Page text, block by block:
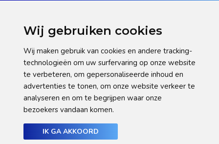
Wij gebruiken cookies
Wij maken gebruik van cookies en andere tracking-
technologieën om uw surfervaring op onze website
te verbeteren, om gepersonaliseerde inhoud en
advertenties te tonen, om onze website verkeer te
analyseren en om te begrijpen waar onze
bezoekers vandaan komen.
IK GA AKKOORD
Privacy verklaring
Cookie statement
Pas hier uw cookie-instellingen aan